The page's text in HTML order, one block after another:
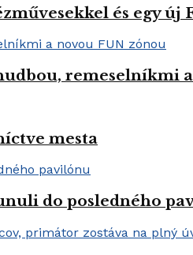
és egy
remeselníkmi
mesta
do posledného